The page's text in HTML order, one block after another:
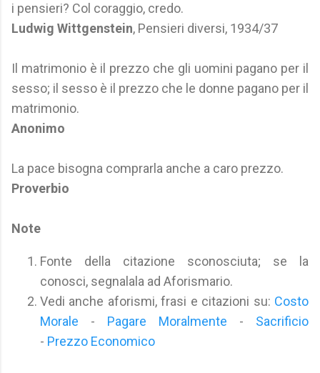
i pensieri? Col coraggio, credo.
Ludwig Wittgenstein, Pensieri diversi, 1934/37
Il matrimonio è il prezzo che gli uomini pagano per il
sesso; il sesso è il prezzo che le donne pagano per il
matrimonio.
Anonimo
La pace bisogna comprarla anche a caro prezzo.
Proverbio
Note
Fonte della citazione sconosciuta; se la
conosci, segnalala ad Aforismario.
Vedi anche aforismi, frasi e citazioni su: Costo
Morale - Pagare Moralmente - Sacrificio
- Prezzo Economico